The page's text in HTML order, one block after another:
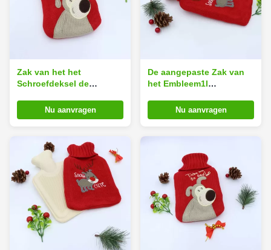
Zak van het het
Schroefdeksel de
geitjesvolwassenen,
Nu aanvragen
De aangepaste Zak van
het Embleem1l
houdt in de Winter Warm
Nu aanvragen